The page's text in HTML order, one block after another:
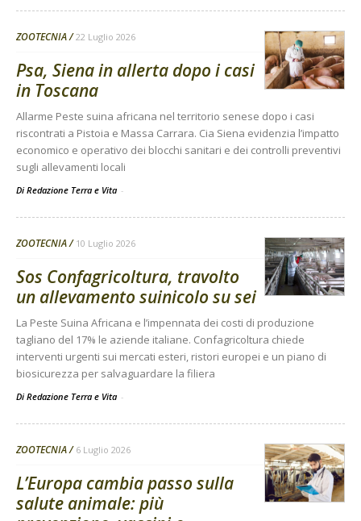
ZOOTECNIA 22 Luglio 2026
Psa, Siena in allerta dopo i casi
in Toscana
Allarme Peste suina africana nel territorio senese dopo i casi
riscontrati a Pistoia e Massa Carrara. Cia Siena evidenzia l’impatto
economico e operativo dei blocchi sanitari e dei controlli preventivi
sugli allevamenti locali
Di Redazione Terra e Vita -
ZOOTECNIA 10 Luglio 2026
Sos Confagricoltura, travolto
un allevamento suinicolo su sei
La Peste Suina Africana e l’impennata dei costi di produzione
tagliano del 17% le aziende italiane. Confagricoltura chiede
interventi urgenti sui mercati esteri, ristori europei e un piano di
biosicurezza per salvaguardare la filiera
Di Redazione Terra e Vita -
ZOOTECNIA 6 Luglio 2026
L’Europa cambia passo sulla
salute animale: più